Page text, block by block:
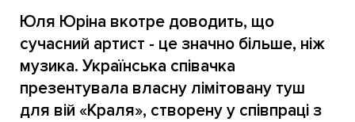
Юля Юріна вкотре доводить, що
сучасний артист - це значно більше, ніж
музика. Українська співачка
презентувала власну лімітовану туш
для вій «Краля», створену у співпраці з